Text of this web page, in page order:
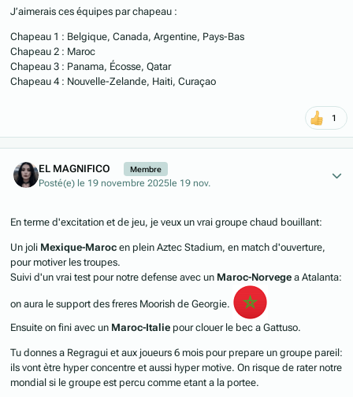
J’aimerais ces équipes par chapeau :
Chapeau 1 : Belgique, Canada, Argentine, Pays-Bas
Chapeau 2 : Maroc
Chapeau 3 : Panama, Écosse, Qatar
Chapeau 4 : Nouvelle-Zelande, Haiti, Curaçao
1
EL MAGNIFICO Membre
Posté(e) le 19 novembre 2025le 19 nov.
En terme d'excitation et de jeu, je veux un vrai groupe chaud bouillant:
Un joli Mexique-Maroc en plein Aztec Stadium, en match d'ouverture,
pour motiver les troupes.
Suivi d'un vrai test pour notre defense avec un Maroc-Norvege a Atalanta:
on aura le support des freres Moorish de Georgie.
Ensuite on fini avec un Maroc-Italie pour clouer le bec a Gattuso.
Tu donnes a Regragui et aux joueurs 6 mois pour prepare un groupe pareil:
ils vont ètre hyper concentre et aussi hyper motive. On risque de rater notre
mondial si le groupe est percu comme etant a la portee.